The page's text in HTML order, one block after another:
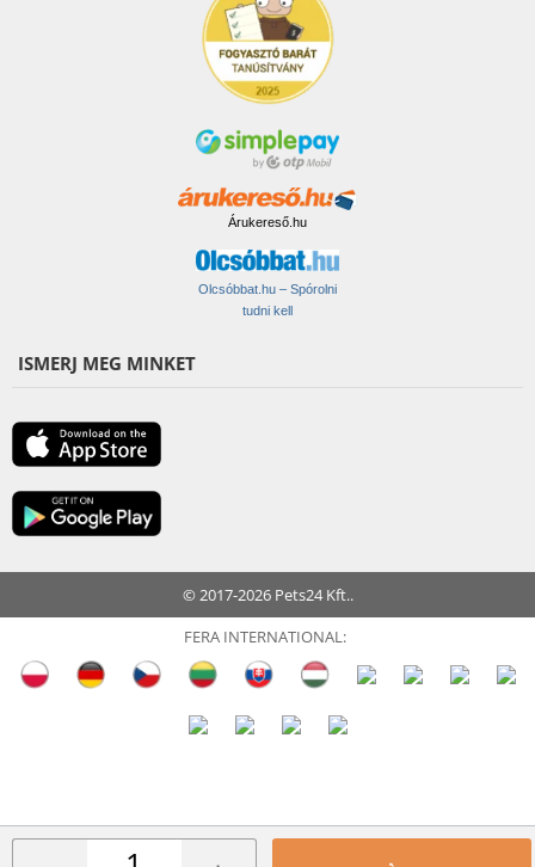
Árukereső.hu
Olcsóbbat.hu – Spórolni
tudni kell
ISMERJ MEG MINKET
© 2017-2026 Pets24 Kft..
FERA INTERNATIONAL: